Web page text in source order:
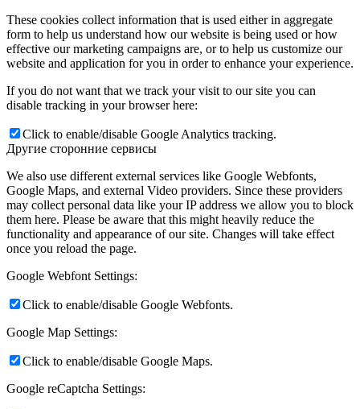
These cookies collect information that is used either in aggregate
form to help us understand how our website is being used or how
effective our marketing campaigns are, or to help us customize our
website and application for you in order to enhance your experience.
If you do not want that we track your visit to our site you can
disable tracking in your browser here:
Click to enable/disable Google Analytics tracking.
Другие сторонние сервисы
We also use different external services like Google Webfonts,
Google Maps, and external Video providers. Since these providers
may collect personal data like your IP address we allow you to block
them here. Please be aware that this might heavily reduce the
functionality and appearance of our site. Changes will take effect
once you reload the page.
Google Webfont Settings:
Click to enable/disable Google Webfonts.
Google Map Settings:
Click to enable/disable Google Maps.
Google reCaptcha Settings: